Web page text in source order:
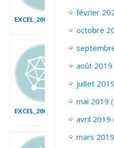
février
octobre
août 2019
juillet 2019
mai 2019
avril 2019
mars 2019